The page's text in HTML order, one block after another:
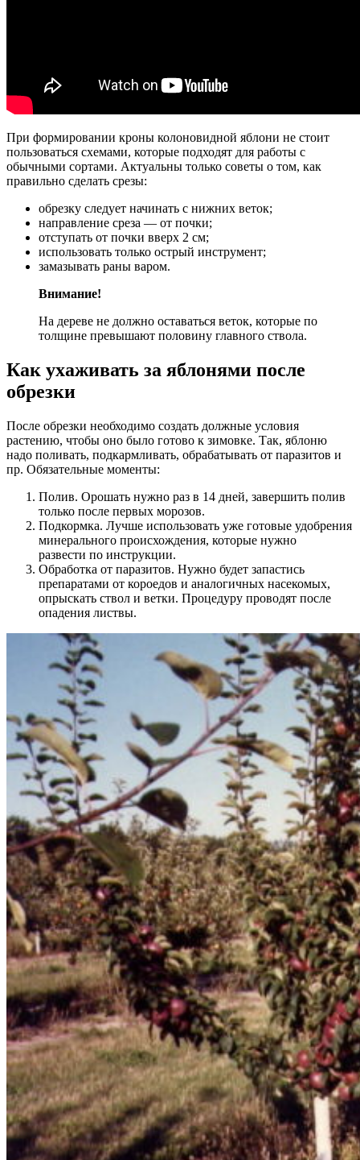
При формировании кроны колоновидной яблони не стоит
пользоваться схемами, которые подходят для работы с
обычными сортами. Актуальны только советы о том, как
правильно сделать срезы:
обрезку следует начинать с нижних веток;
направление среза — от почки;
отступать от почки вверх 2 см;
использовать только острый инструмент;
замазывать раны варом.
Внимание!
На дереве не должно оставаться веток, которые по
толщине превышают половину главного ствола.
Как ухаживать за яблонями после
обрезки
После обрезки необходимо создать должные условия
растению, чтобы оно было готово к зимовке. Так, яблоню
надо поливать, подкармливать, обрабатывать от паразитов и
пр. Обязательные моменты:
Полив. Орошать нужно раз в 14 дней, завершить полив
только после первых морозов.
Подкормка. Лучше использовать уже готовые удобрения
минерального происхождения, которые нужно
развести по инструкции.
Обработка от паразитов. Нужно будет запастись
препаратами от короедов и аналогичных насекомых,
опрыскать ствол и ветки. Процедуру проводят после
опадения листвы.